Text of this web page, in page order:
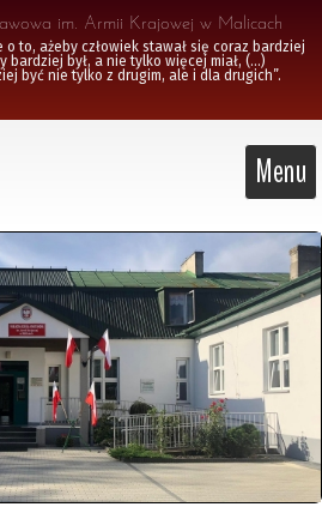
im. Armii Krajowej w Malicach
o to, ażeby człowiek stawał się coraz bardziej
bardziej był, a nie tylko więcej miał, (...)
być nie tylko z drugim, ale i dla drugich”.
Menu